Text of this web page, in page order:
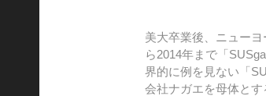
美大卒業後、ニュー
ら2014年まで「
界的に例を見ない「
会社ナガエを母体と